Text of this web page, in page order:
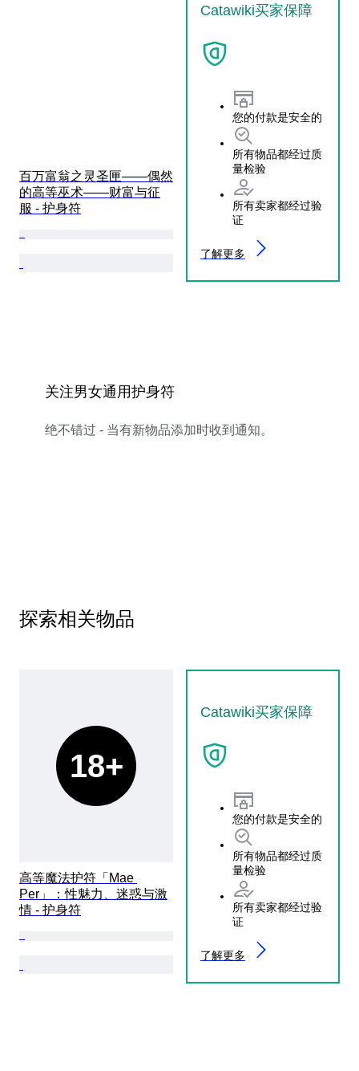
百万富翁之灵圣匣——偶然
的高等巫术——财富与征
服 - 护身符
Catawiki买家保障
您的付款是安全的
所有物品都经过质
量检验
所有卖家都经过验
证
了解更多
关注男女通用护身符
绝不错过 - 当有新物品添加时收到通知。
探索相关物品
Catawiki买家保障
您的付款是安全的
所有物品都经过质
量检验
所有卖家都经过验
证
了解更多
18+
高等魔法护符「Mae
Per」：性魅力、迷惑与激
情 - 护身符